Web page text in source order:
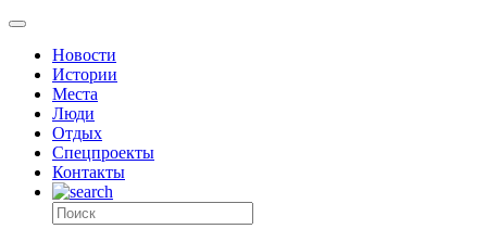
Новости
Истории
Места
Люди
Отдых
Спецпроекты
Контакты